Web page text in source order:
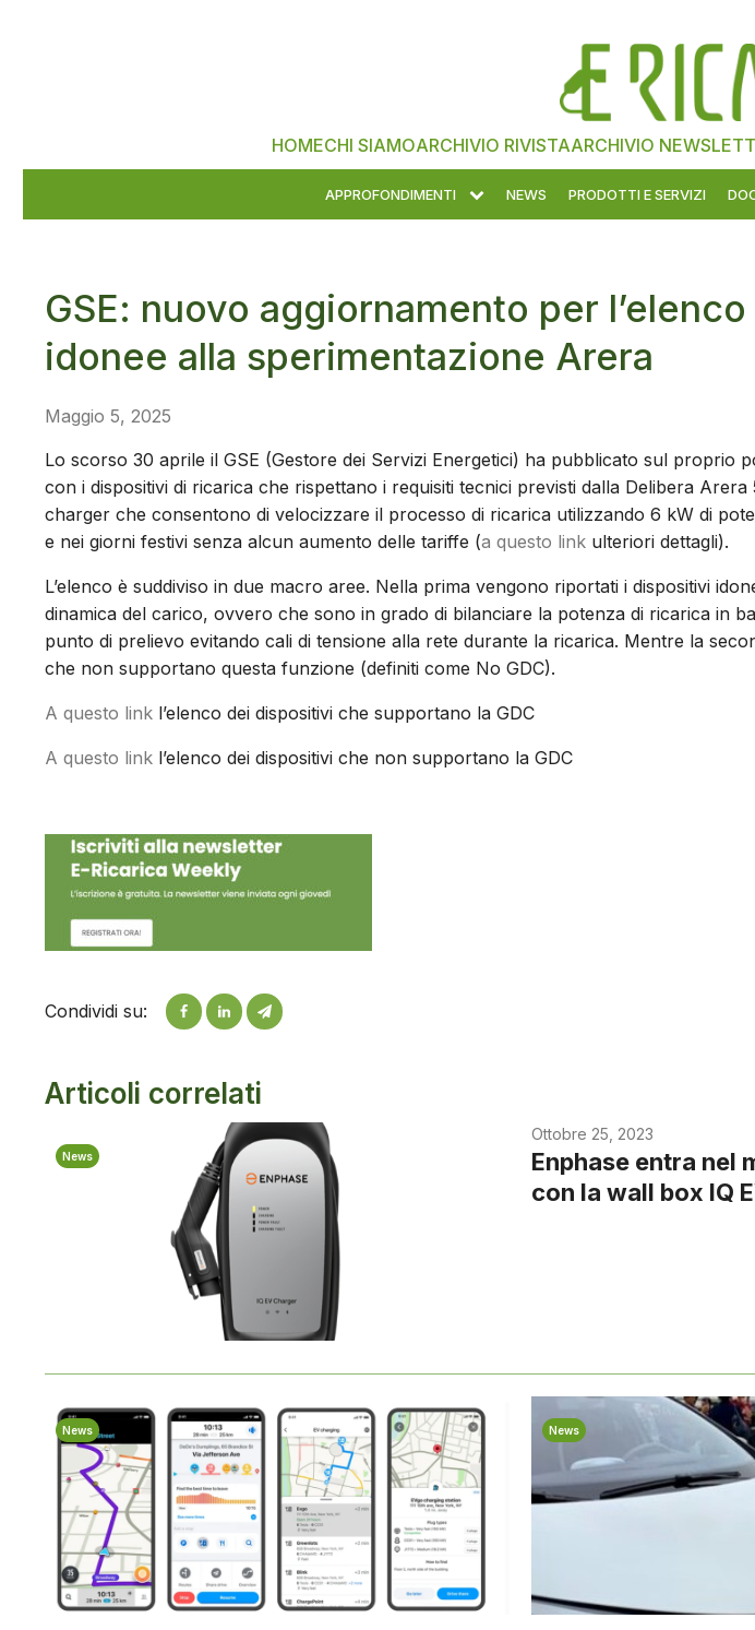
HOMECHI SIAMOARCHIVIO RIVISTAARCHIVIO
APPROFONDIMENTI NEWS PRODOTTI E SERVIZI
GSE: nuovo aggiornamento per
idonee alla sperimentazione Arera
Maggio 5, 2025
Lo scorso 30 aprile il GSE (Gestore dei Servizi Energetici) ha pubblicato sul proprio
con i dispositivi di ricarica che rispettano i requisiti tecnici previsti dalla Delibera
charger che consentono di velocizzare il processo di ricarica utilizzando 6 kW di
e nei giorni festivi senza alcun aumento delle tariffe (a questo link ulteriori dettagli).
L’elenco è suddiviso in due macro aree. Nella prima vengono riportati i dispositivi
dinamica del carico, ovvero che sono in grado di bilanciare la potenza di ricarica in
punto di prelievo evitando cali di tensione alla rete durante la ricarica. Mentre la
che non supportano questa funzione (definiti come No GDC).
A questo link l’elenco dei dispositivi che supportano la GDC
A questo link l’elenco dei dispositivi che non supportano la GDC
Condividi su:
Articoli correlati
News
Ottobre 25, 2023
Enphase entra nel
con la wall box IQ
News News